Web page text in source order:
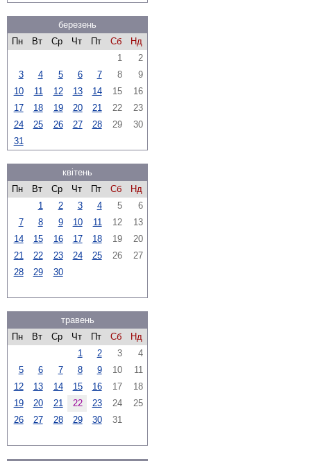
березень
Пн
Вт Ср Чт Пт Сб
Нд
1
2
3
4 5 6 7 8
9
10
11 12 13 14 15
16
17
18 19 20 21 22
23
24
25 26 27 28 29
30
31
квітень
Пн
Вт Ср Чт Пт Сб
Нд
1
2 3 4 5
6
7
8 9 10 11 12
13
14
15 16 17 18 19
20
21
22 23 24 25 26
27
28
29 30
травень
Пн
Вт Ср Чт Пт Сб
Нд
1
2 3
4
5
6 7 8 9 10
11
12
13 14 15 16 17
18
19
20 21 22 23 24
25
26
27 28 29 30 31